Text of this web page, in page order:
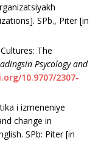
SPb., Piter [in
The
Psycology and
10.9707/2307-
i izmeneniye
change in
SPb: Piter [in